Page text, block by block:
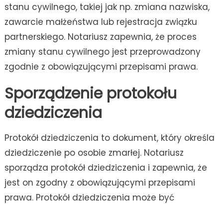
stanu cywilnego, takiej jak np. zmiana nazwiska,
zawarcie małżeństwa lub rejestracja związku
partnerskiego. Notariusz zapewnia, że proces
zmiany stanu cywilnego jest przeprowadzony
zgodnie z obowiązującymi przepisami prawa.
Sporządzenie protokołu
dziedziczenia
Protokół dziedziczenia to dokument, który określa
dziedziczenie po osobie zmarłej. Notariusz
sporządza protokół dziedziczenia i zapewnia, że
jest on zgodny z obowiązującymi przepisami
prawa. Protokół dziedziczenia może być